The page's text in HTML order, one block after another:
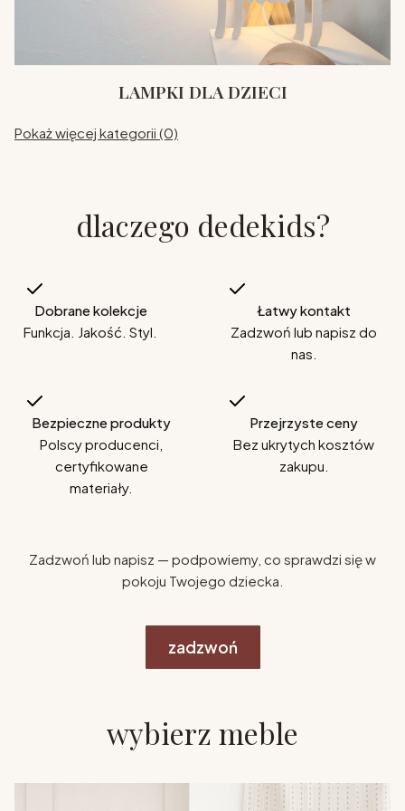
LAMPKI DLA DZIECI
Pokaż więcej kategorii (0)
dlaczego dedekids?
Dobrane kolekcje
Funkcja. Jakość. Styl.
Łatwy kontakt
Zadzwoń lub napisz do
nas.
Bezpieczne produkty
Polscy producenci,
certyfikowane
materiały.
Przejrzyste ceny
Bez ukrytych kosztów
zakupu.
Zadzwoń lub napisz — podpowiemy, co sprawdzi się w
pokoju Twojego dziecka.
zadzwoń
wybierz meble